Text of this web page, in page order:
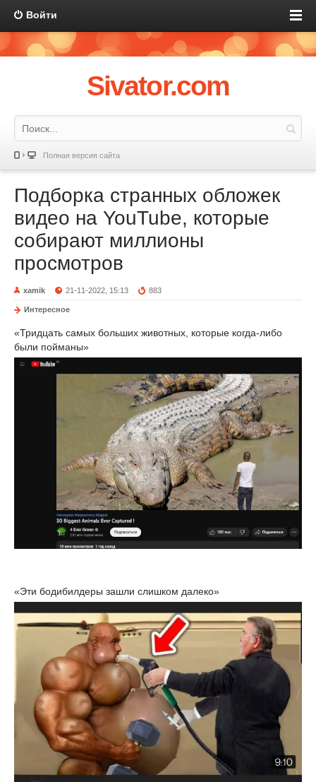
Войти
Sivator.com
Полная версия сайта
Подборка странных обложек
видео на YouTube, которые
собирают миллионы
просмотров
xamik 21-11-2022, 15:13 883
Интересное
«Тридцать самых больших животных, которые когда-либо
были пойманы»
«Эти бодибилдеры зашли слишком далеко»